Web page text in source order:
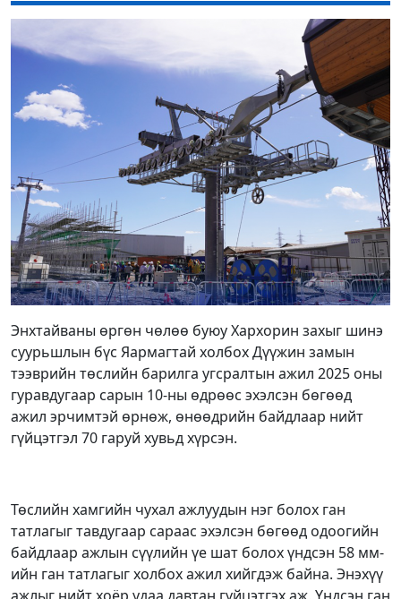
Энхтайваны өргөн чөлөө буюу Хархорин захыг шинэ
суурьшлын бүс Яармагтай холбох Дүүжин замын
тээврийн төслийн барилга угсралтын ажил 2025 оны
гуравдугаар сарын 10-ны өдрөөс эхэлсэн бөгөөд
ажил эрчимтэй өрнөж, өнөөдрийн байдлаар нийт
гүйцэтгэл 70 гаруй хувьд хүрсэн.
Төслийн хамгийн чухал ажлуудын нэг болох ган
татлагыг тавдугаар сараас эхэлсэн бөгөөд одоогийн
байдлаар ажлын сүүлийн үе шат болох үндсэн 58 мм-
ийн ган татлагыг холбох ажил хийгдэж байна. Энэхүү